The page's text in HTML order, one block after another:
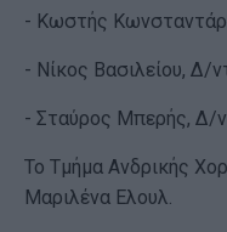
- Κωστής
- Νίκος Βασιλείου, Δ/
- Σταύρος Μπερής, Δ/
Το Τμήμα Ανδρικής
Μαριλένα Ελουλ.